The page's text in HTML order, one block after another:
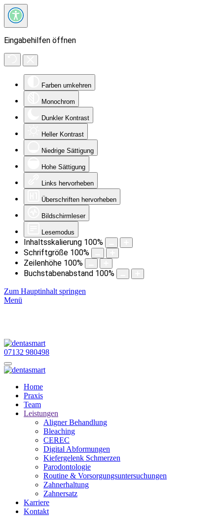
Eingabehilfen öffnen
Farben umkehren
Monochrom
Dunkler Kontrast
Heller Kontrast
Niedrige Sättigung
Hohe Sättigung
Links hervorheben
Überschriften hervorheben
Bildschirmleser
Lesemodus
Inhaltsskalierung 100%
Schriftgröße 100%
Zeilenhöhe 100%
Buchstabenabstand 100%
Zum Hauptinhalt springen
Menü
07132 980498
Home
Praxis
Team
Leistungen
Aligner Behandlung
Bleaching
CEREC
Digital Abformungen
Kiefergelenk Schmerzen
Parodontologie
Routine & Vorsorgungsuntersuchungen
Zahnerhaltung
Zahnersatz
Karriere
Kontakt